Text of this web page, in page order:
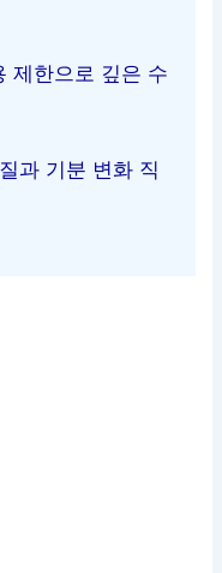
제한으로 깊은 수
과 기분 변화 직